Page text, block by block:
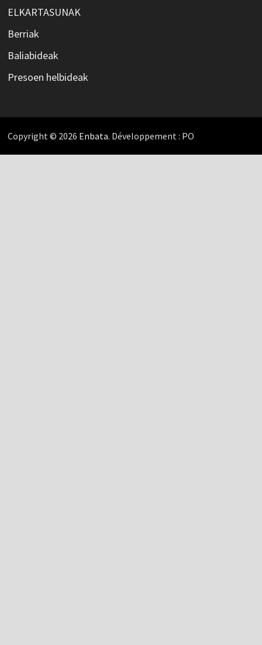
ELKARTASUNAK
Berriak
Baliabideak
Presoen helbideak
Copyright © 2026 Enbata. Développement : PO